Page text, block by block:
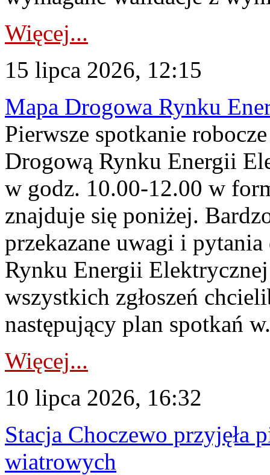
Więcej...
15 lipca 2026, 12:15
Mapa Drogowa Rynku
Pierwsze spotkanie
Drogową Rynku Energii
w godz. 10.00-12.00 w
znajduje się poniżej.
przekazane uwagi i
Rynku Energii
wszystkich zgłoszeń
następujący plan spotkań
Więcej...
10 lipca 2026, 16:32
Stacja Choczewo przyjęła
wiatrowych